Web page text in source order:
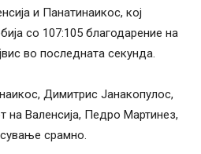
и Панатинаикос, кој
со 107:105 благодарение на
во последната секунда.
Димитрис Јанакопулос,
на Валенсија, Педро Мартинез,
срамно.